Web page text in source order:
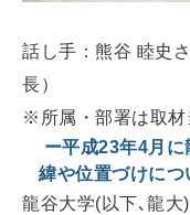
話し手：熊谷 睦史
長）
※所属・部署は取材
ー平成23年4月
緯や位置づけにつ
龍谷大学(以下､龍